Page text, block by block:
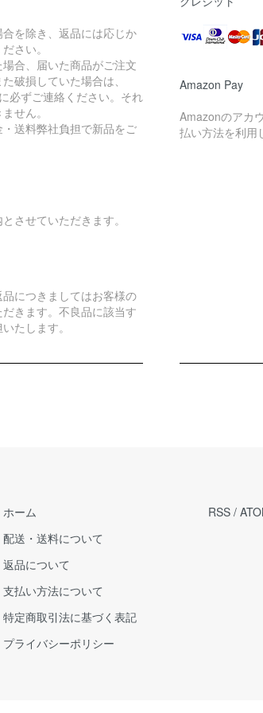
を除き、返品には応じか
さい。
合、届いた商品がご注文
破損していた場合は、
必ずご連絡ください。それ
せん。
送料弊社負担で新品をご
させていただきます。
につきましてはお客様の
きます。不良品に該当す
たします。
Amazon Pay
Amazonのアカ
払い方法を利用
ホーム
配送・送料について
返品について
支払い方法について
特定商取引法に基づく表記
プライバシーポリシー
RSS /